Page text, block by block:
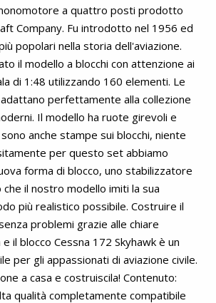
a quattro posti prodotto
Company. Fu introdotto nel 1956 ed
popolari nella storia dell'aviazione.
il modello a blocchi con attenzione ai
di 1:48 utilizzando 160 elementi. Le
perfettamente alla collezione
Il modello ha ruote girevoli e
anche stampe sui blocchi, niente
per questo set abbiamo
forma di blocco, uno stabilizzatore
il nostro modello imiti la sua
più realistico possibile. Costruire il
problemi grazie alle chiare
il blocco Cessna 172 Skyhawk è un
per gli appassionati di aviazione civile.
a casa e costruiscila! Contenuto:
qualità completamente compatibile